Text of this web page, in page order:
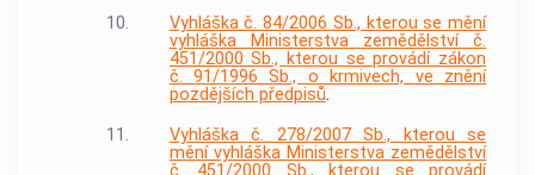
10.
Vyhláška č. 84/2006 Sb., kterou se mění
vyhláška Ministerstva zemědělství č.
451/2000 Sb., kterou se provádí zákon
č. 91/1996 Sb., o krmivech, ve znění
pozdějších předpisů.
11.
Vyhláška č. 278/2007 Sb., kterou se
mění vyhláška Ministerstva zemědělství
č. 451/2000 Sb., kterou se provádí